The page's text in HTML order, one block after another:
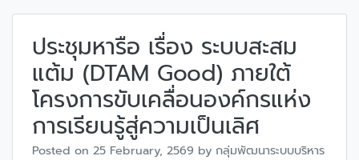
ประชุมหารือ เรื่อง ระบบสะสม
แต้ม (DTAM Good) ภายใต้
โครงการขับเคลื่อนองค์กรแห่ง
การเรียนรู้สู่ความเป็นเลิศ
Posted on 25 February, 2569 by กลุ่มพัฒนาระบบบริหาร